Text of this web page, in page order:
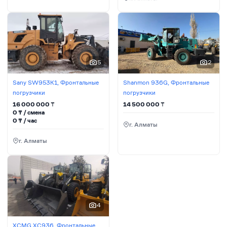
5
Sany SW953K1, Фронтальные
погрузчики
16 000 000 ₸
0 ₸ / сменa
0 ₸ / час
г. Алматы
2
Shanmon 936G, Фронтальные
погрузчики
14 500 000₸
г. Алматы
4
XCMG XC936, Фронтальные